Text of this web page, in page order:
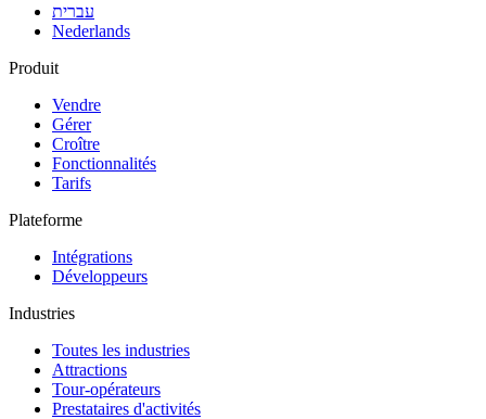
עברית
Nederlands
Produit
Vendre
Gérer
Croître
Fonctionnalités
Tarifs
Plateforme
Intégrations
Développeurs
Industries
Toutes les industries
Attractions
Tour-opérateurs
Prestataires d'activités